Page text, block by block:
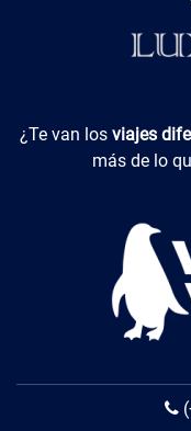
Viajes Diferentes
¿Te van los viajes
más de lo